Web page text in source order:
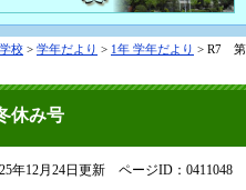
校 > 学年だより > 1年 学年だより > R7 第
み号
年12月24日更新 ページID：0411048